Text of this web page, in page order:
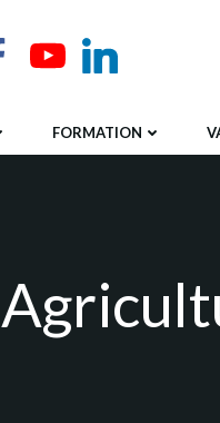
FORMATION